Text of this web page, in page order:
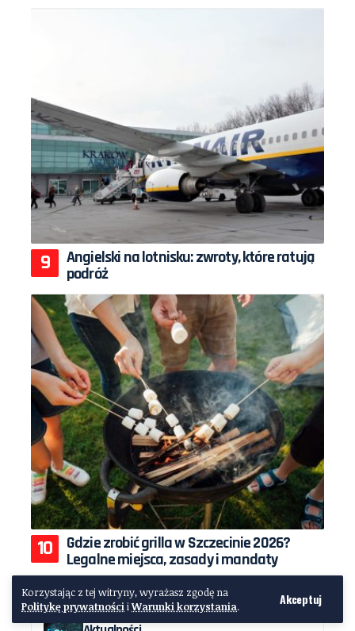
Korzystając z tej witryny, wyrażasz zgodę na
Politykę prywatnościiWarunki korzystania. Akceptuj
Angielski na lotnisku: zwroty, które ratują
podróż
Gdzie zrobić grilla w Szczecinie 2026?
Legalne miejsca, zasady i mandaty
KATEGORIE